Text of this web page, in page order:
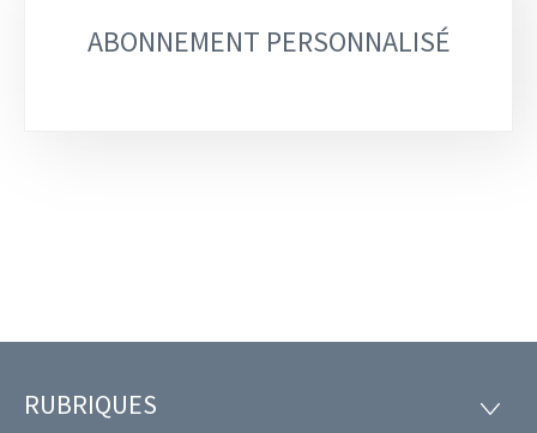
rubriquesABONNEMENT PERSONNALISÉ
Pied
RUBRIQUES